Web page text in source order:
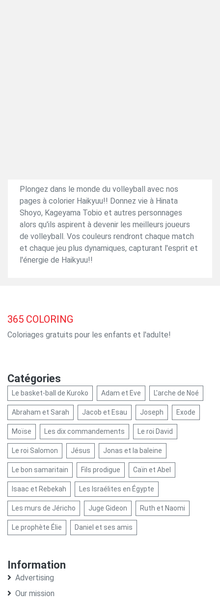
Plongez dans le monde du volleyball avec nos
pages à colorier Haikyuu!! Donnez vie à Hinata
Shoyo, Kageyama Tobio et autres personnages
alors qu'ils aspirent à devenir les meilleurs joueurs
de volleyball. Vos couleurs rendront chaque match
et chaque jeu plus dynamiques, capturant l'esprit et
l'énergie de Haikyuu!!
365 COLORING
Coloriages gratuits pour les enfants et l'adulte!
Catégories
Le basket-ball de Kuroko Adam et Eve L'arche de Noé
Abraham et Sarah Jacob et Esau Joseph Exode
Moïse Les dix commandements Le roi David
Le roi Salomon Jésus Jonas et la baleine
Le bon samaritain Fils prodigue Caïn et Abel
Isaac et Rebekah Les Israélites en Égypte
Les murs de Jéricho Juge Gideon Ruth et Naomi
Le prophète Élie Daniel et ses amis
Information
Advertising
Our mission